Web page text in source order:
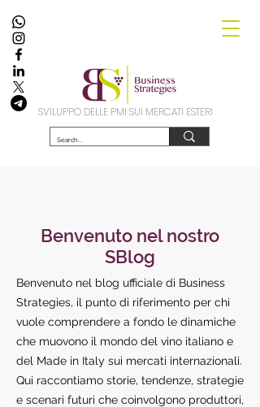
SVILUPPO DELLE PMI SUI MERCATI ESTERI
Benvenuto nel nostro
SBlog
Benvenuto nel blog ufficiale di Business
Strategies, il punto di riferimento per chi
vuole comprendere a fondo le dinamiche
che muovono il mondo del vino italiano e
del Made in Italy sui mercati internazionali.
Qui raccontiamo storie, tendenze, strategie
e scenari futuri che coinvolgono produttori,